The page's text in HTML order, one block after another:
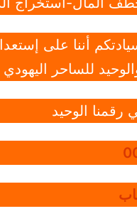
أننا على
للساحر اليهودي
رقمنا الوحيد